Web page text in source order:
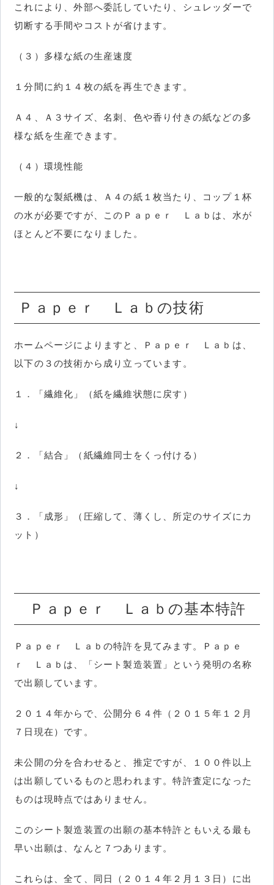
これにより、外部へ委託していたり、シュレッダーで
切断する手間やコストが省けます。
（３）多様な紙の生産速度
１分間に約１４枚の紙を再生できます。
Ａ４、Ａ３サイズ、名刺、色や香り付きの紙などの多
様な紙を生産できます。
（４）環境性能
一般的な製紙機は、Ａ４の紙１枚当たり、コップ１杯
の水が必要ですが、このＰａｐｅｒ Ｌａｂは、水が
ほとんど不要になりました。
Ｐａｐｅｒ Ｌａｂの技術
ホームページによりますと、Ｐａｐｅｒ Ｌａｂは、
以下の３の技術から成り立っています。
１．「繊維化」（紙を繊維状態に戻す）
↓
２．「結合」（紙繊維同士をくっ付ける）
↓
３．「成形」（圧縮して、薄くし、所定のサイズにカ
ット）
Ｐａｐｅｒ Ｌａｂの基本特許
Ｐａｐｅｒ Ｌａｂの特許を見てみます。Ｐａｐｅ
ｒ Ｌａｂは、「シート製造装置」という発明の名称
で出願しています。
２０１４年からで、公開分６４件（２０１５年１２月
７日現在）です。
未公開の分を合わせると、推定ですが、１００件以上
は出願しているものと思われます。特許査定になった
ものは現時点ではありません。
このシート製造装置の出願の基本特許ともいえる最も
早い出願は、なんと７つあります。
これらは、全て、同日（２０１４年２月１３日）に出